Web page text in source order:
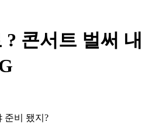
콘서트 벌써
준비 됐지?